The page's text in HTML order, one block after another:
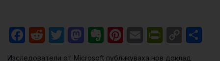
Facebook
RedditTwitter
Mastodon
Evernote
Pinterest
Email
Изследователи от Microsoft публикуваха нов доклад